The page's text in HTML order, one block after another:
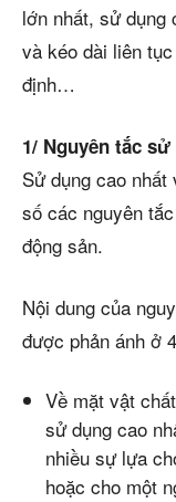
lớn nhất, sử dụng
và kéo dài liên
định…
1/ Nguyên tắc
Sử dụng cao
số các nguyên
động sản.
Nội dung của
được phản ánh ở
Về mặt vật
sử dụng cao
nhiều sự lựa
hoặc cho một